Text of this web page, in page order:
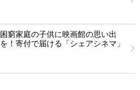
困窮家庭の子供に映画館の思い出
を！寄付で届ける「シェアシネマ」